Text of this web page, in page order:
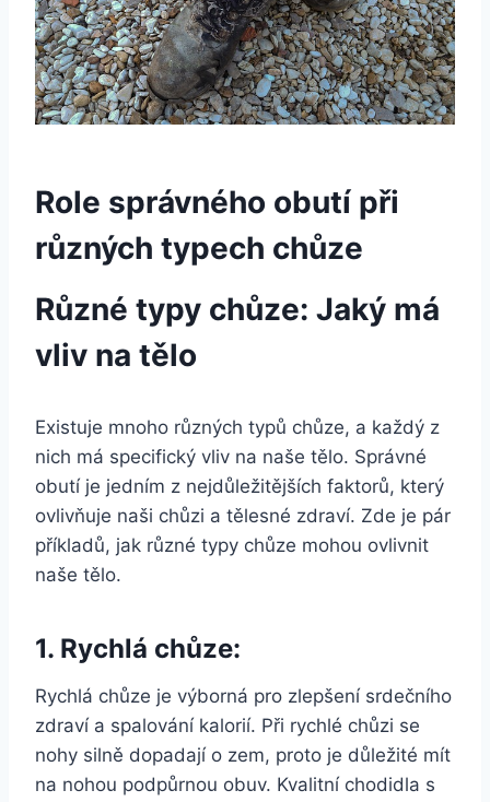
Role správného obutí při
různých typech chůze
Různé typy chůze: Jaký má
vliv na tělo
Existuje mnoho různých typů chůze, a každý z
nich má specifický vliv na naše tělo. Správné
obutí je jedním z nejdůležitějších faktorů, který
ovlivňuje naši chůzi a tělesné zdraví. Zde je pár
příkladů, jak různé typy chůze mohou ovlivnit
naše tělo.
1. Rychlá chůze:
Rychlá chůze je výborná pro zlepšení srdečního
zdraví a spalování kalorií. Při rychlé chůzi se
nohy silně dopadají o zem, proto je důležité mít
na nohou podpůrnou obuv. Kvalitní chodidla s